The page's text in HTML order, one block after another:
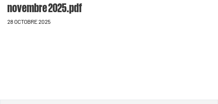
novembre 2025.pdf
28 OCTOBRE 2025